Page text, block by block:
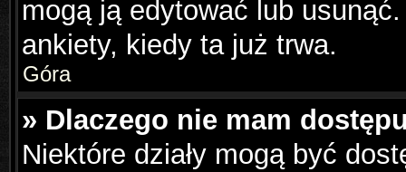
mogą ją edytować lub
ankiety, kiedy ta już trwa.
Góra
» Dlaczego nie mam
Niektóre działy mogą być